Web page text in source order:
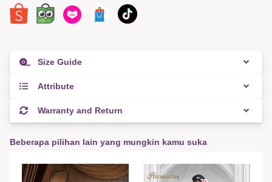
Size Guide
Attribute
Warranty and Return
Beberapa pilihan lain yang mungkin kamu suka